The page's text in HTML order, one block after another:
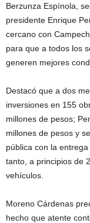
Berzunza Espínola,
presidente Enrique
cercano con
para que a todos los
generen mejores
Destacó que a dos
inversiones en 155
millones de pesos;
millones de pesos y
pública con la
tanto, a principios de
vehículos.
Moreno Cárdenas
hecho que atente